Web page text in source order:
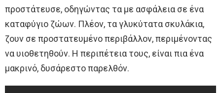
προστάτευσε, οδηγώντας τα με ασφάλεια σε ένα
καταφύγιο ζώων. Πλέον, τα γλυκύτατα σκυλάκια,
ζουν σε προστατευμένο περιβάλλον, περιμένοντας
να υιοθετηθούν. Η περιπέτεια τους, είναι πια ένα
μακρινό, δυσάρεστο παρελθόν.